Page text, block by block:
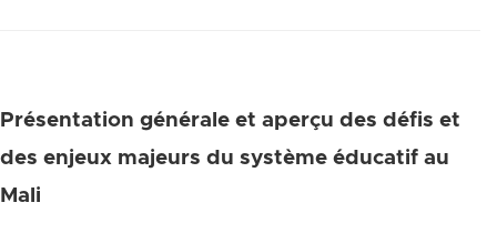
Présentation générale et aperçu des défis et
des enjeux majeurs du système éducatif au
Mali